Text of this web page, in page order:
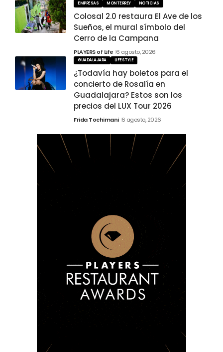
EMPRESAS MONTERREY NOTICIAS
Colosal 2.0 restaura El Ave de los
Sueños, el mural símbolo del
Cerro de la Campana
PLAYERS of Life 6 agosto, 2026
GUADALAJARA LIFESTYLE
¿Todavía hay boletos para el
concierto de Rosalía en
Guadalajara? Estos son los
precios del LUX Tour 2026
Frida Tochimani 6 agosto, 2026